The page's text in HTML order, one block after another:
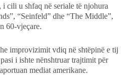
cili u shfaq në seriale të njohura
“Seinfeld” dhe “The Middle”,
60-vjeçare.
improvizimit vdiq në shtëpinë e tij
i ishte nënshtruar trajtimit për
mediat amerikane.